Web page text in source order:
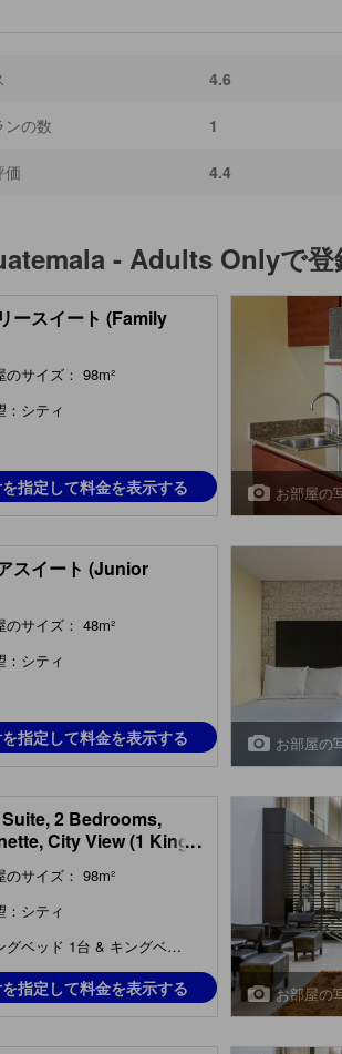
4.6
ンの数 1
価 4.4
- Adults Onlyで
ースイート (Family
のサイズ： 98m²
：シティ
指定して料金を表示する お部屋の
スイート (Junior
のサイズ： 48m²
：シティ
指定して料金を表示する お部屋の
2 Bedrooms,
City View (1 King
Twin Beds)
...
のサイズ： 98m²
：シティ
キングベッド 1台 & キングベッド 1台
指定して料金を表示する お部屋の